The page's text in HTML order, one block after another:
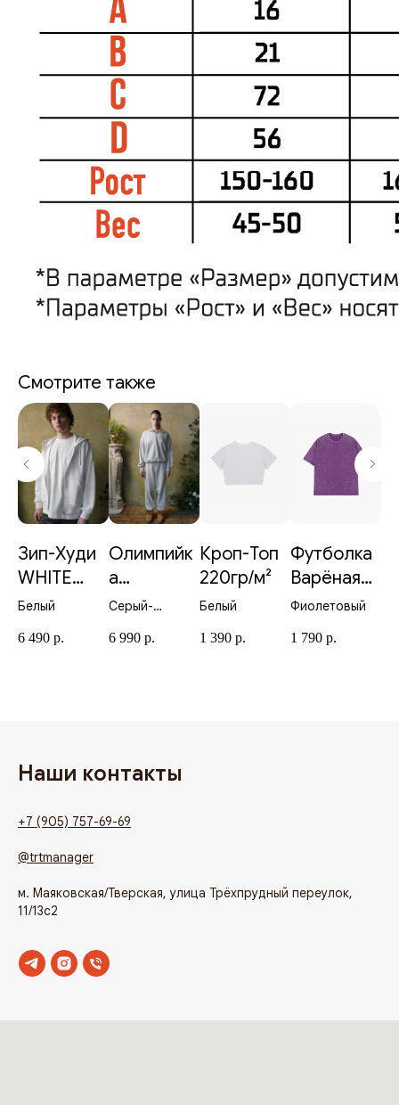
Смотрите также
Зип-Худи
WHITE
380гр/м²
Белый
6 490 р.
Олимпийк
а
MELANGE
Серый-
6 990 р.
Кроп-Топ
220гр/м²
Белый
1 390 р.
Футболка
Варёная
фиолетов
м²
Фиолетовый
1 790 р.
Наши контакты
+7 (905) 757-69-69
@trtmanager
м. Маяковская/Тверская, улица Трёхпрудный переулок,
11/13с2